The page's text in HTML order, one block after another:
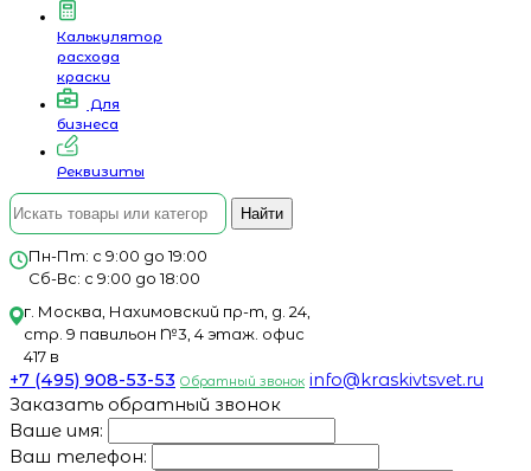
Калькулятор
расхода
краски
Для
бизнеса
Реквизиты
Найти
Пн-Пт: с 9:00 до 19:00
Сб-Вс: с 9:00 до 18:00
г. Москва, Нахимовский пр-т, д. 24,
стр. 9 павильон №3, 4 этаж. офис
417 в
+7 (495) 908-53-53 Обратный звонок info@kraskivtsvet.ru
Заказать обратный звонок
Ваше имя:
Ваш телефон: